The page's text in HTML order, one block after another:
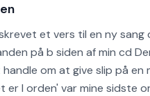
et vers til en ny sang
på b siden af min cd Den
om at give slip på en
er I orden' var mine sidste